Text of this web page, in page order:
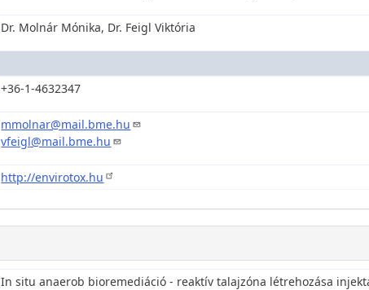
Dr. Molnár Mónika, Dr. Feigl Viktória
+36-1-4632347
mmolnar@mail.bme.hu
vfeigl@mail.bme.hu
http://envirotox.hu
In situ anaerob bioremediáció - reaktív talajzóna létrehozása